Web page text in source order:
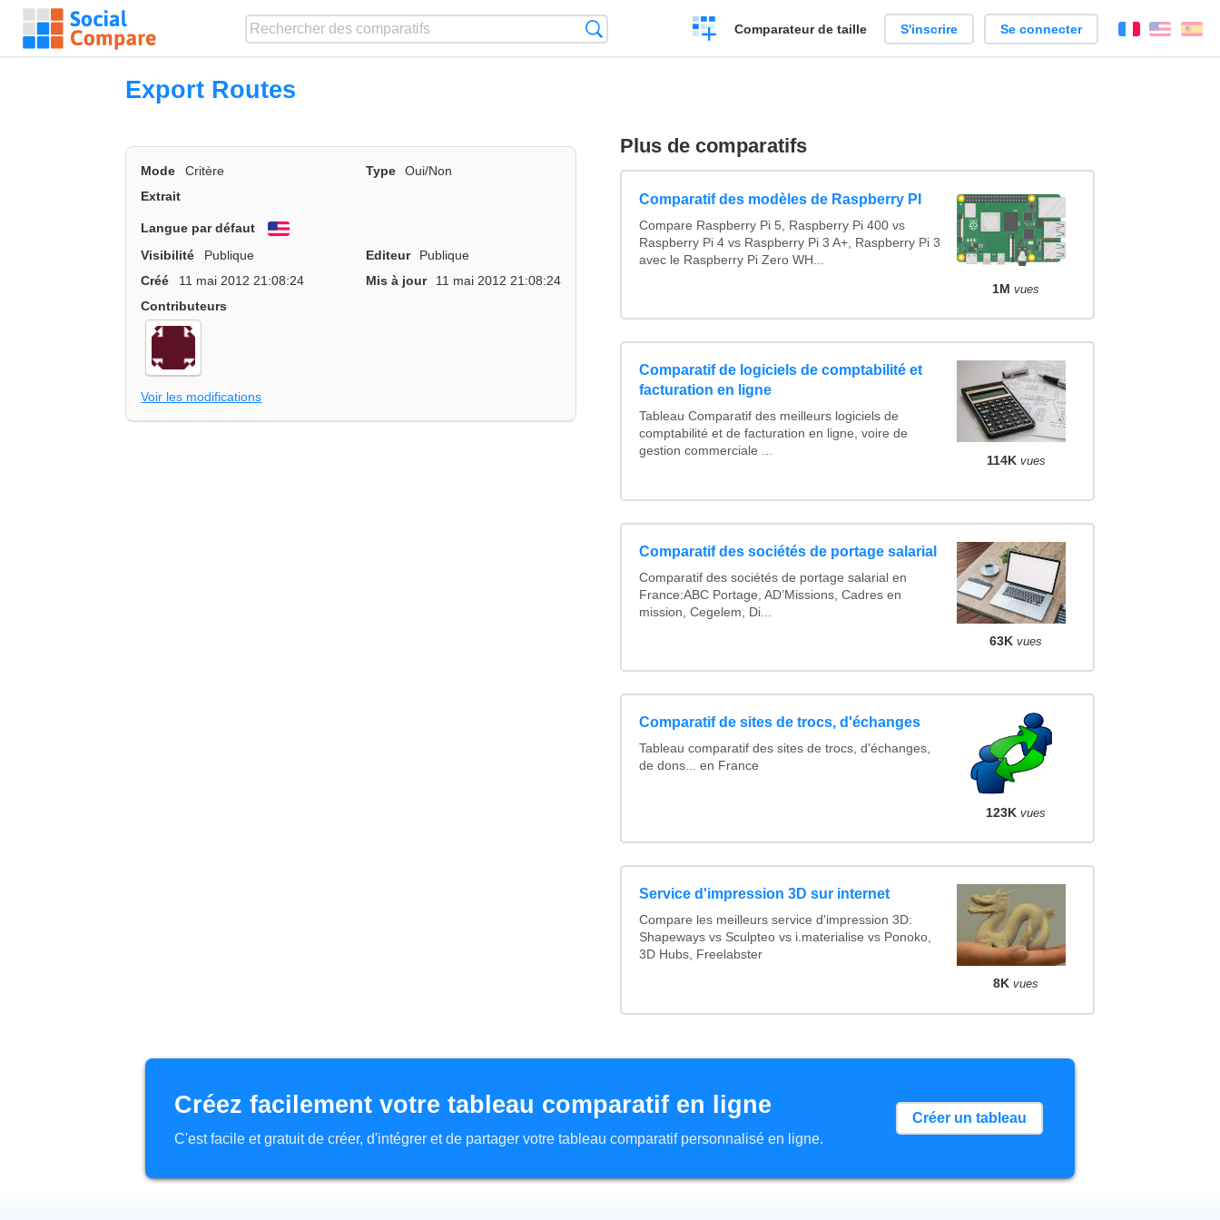
Créer
un
Comparateur de taille S'inscrire Se connecter FrançaisEnglish
Export Routes
Mode Critère Type
Oui/Non
Extrait
Langue par défaut
Visibilité
Publique Editeur
Publique
Créé
11 mai 2012 21:08:24 Mis à jour
11 mai 2012 21:08:24
Contributeurs
Voir les modifications
Plus de comparatifs
Comparatif des modèles de Raspberry PI
Compare Raspberry Pi 5, Raspberry Pi 400 vs
Raspberry Pi 4 vs Raspberry Pi 3 A+, Raspberry Pi 3
avec le Raspberry Pi Zero WH...
1M vues
Comparatif de logiciels de comptabilité et
facturation en ligne
Tableau Comparatif des meilleurs logiciels de
comptabilité et de facturation en ligne, voire de
gestion commerciale ...
114K vues
Comparatif des sociétés de portage salarial
Comparatif des sociétés de portage salarial en
France:ABC Portage, AD’Missions, Cadres en
mission, Cegelem, Di...
63K vues
Comparatif de sites de trocs, d'échanges
Tableau comparatif des sites de trocs, d'échanges,
de dons... en France
123K vues
Service d'impression 3D sur internet
Compare les meilleurs service d'impression 3D:
Shapeways vs Sculpteo vs i.materialise vs Ponoko,
3D Hubs, Freelabster
8K vues
Créez facilement votre tableau comparatif en ligne
C'est facile et gratuit de créer, d'intégrer et de partager votre tableau comparatif personnalisé en ligne.
Créer un tableau